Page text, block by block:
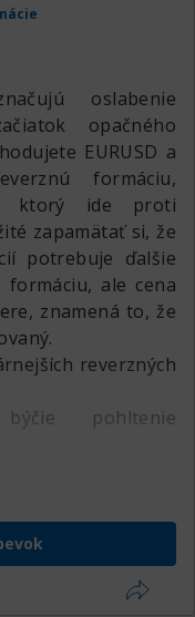
oslabenie
opačného
EURUSD a
formáciu,
ktorý ide proti
zapamätať si, že
potrebuje ďalšie
ale cena
znamená to, že
reverzných
pohltenie
kladivo
(Evening/Morning